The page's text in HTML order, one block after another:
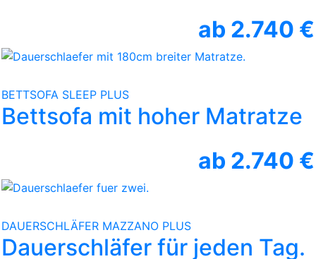
ab 2.740 €
BETTSOFA SLEEP PLUS
Bettsofa mit hoher Matratze
ab 2.740 €
DAUERSCHLÄFER MAZZANO PLUS
Dauerschläfer für jeden Tag.